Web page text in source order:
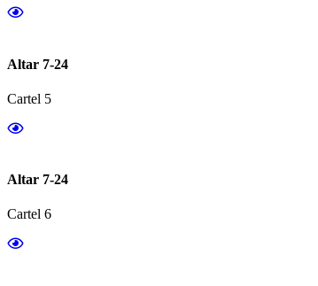
Altar 7-24
Cartel 5
Altar 7-24
Cartel 6